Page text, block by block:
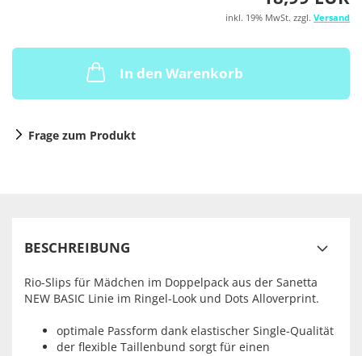
inkl. 19% MwSt. zzgl. Versand
In den Warenkorb
Frage zum Produkt
BESCHREIBUNG
Rio-Slips für Mädchen im Doppelpack aus der Sanetta
NEW BASIC Linie im Ringel-Look und Dots Alloverprint.
optimale Passform dank elastischer Single-Qualität
der flexible Taillenbund sorgt für einen